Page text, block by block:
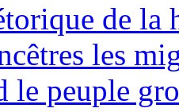
de la
les
le peuple